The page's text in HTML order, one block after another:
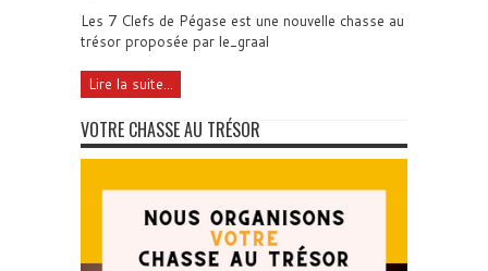
Les 7 Clefs de Pégase est une nouvelle chasse au
trésor proposée par le_graal
Lire la suite...
VOTRE CHASSE AU TRÉSOR